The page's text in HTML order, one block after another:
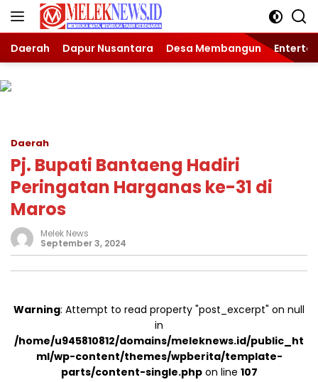
Langsung
Daerah Dapur Nusantara Desa Membangun
Daerah
Pj. Bupati Bantaeng Hadiri
Peringatan Harganas ke-31 di
Maros
Melek News
September 3, 2024
Warning: Attempt to read property "post_excerpt" on null
in
/home/u945810812/domains/meleknews.id/public_ht
ml/wp-content/themes/wpberita/template-
parts/content-single.phpon line 107